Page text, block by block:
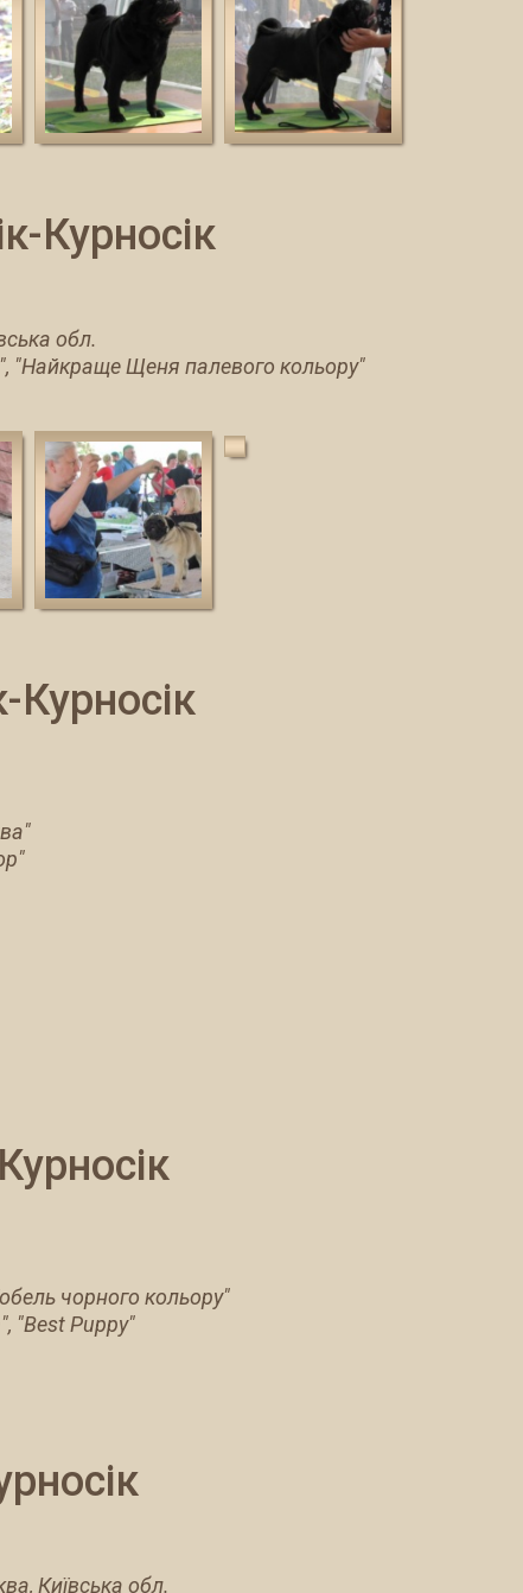
Курносік
обл.
"Найкраще Щеня палевого кольору"
Курносік
чорного кольору"
"Best Puppy"
Київська обл.